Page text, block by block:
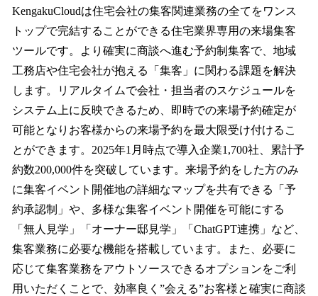
KengakuCloudは住宅会社の集客関連業務の全てをワンス
トップで完結することができる住宅業界専用の来場集客
ツールです。より確実に商談へ進む予約制集客で、地域
工務店や住宅会社が抱える「集客」に関わる課題を解決
します。リアルタイムで会社・担当者のスケジュールを
システム上に反映できるため、即時での来場予約確定が
可能となりお客様からの来場予約を最大限受け付けるこ
とができます。2025年1月時点で導入企業1,700社、累計予
約数200,000件を突破しています。来場予約をした方のみ
に集客イベント開催地の詳細なマップを共有できる「予
約承認制」や、多様な集客イベント開催を可能にする
「無人見学」「オーナー邸見学」「ChatGPT連携」など、
集客業務に必要な機能を搭載しています。また、必要に
応じて集客業務をアウトソースできるオプションをご利
用いただくことで、効率良く”会える”お客様と確実に商談